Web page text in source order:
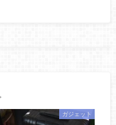
ガジェット